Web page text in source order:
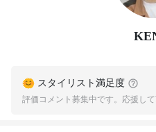
スタイリスト満足度
評価コメント募集中です。応援し